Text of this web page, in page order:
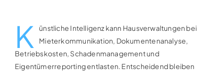
K
ünstliche Intelligenz kann Hausverwaltungen bei
Mieterkommunikation, Dokumentenanalyse,
Betriebskosten, Schadenmanagement und
Eigentümerreporting entlasten. Entscheidend bleiben